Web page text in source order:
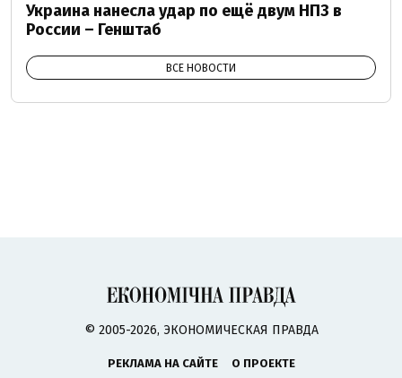
Украина нанесла удар по ещё двум НПЗ в
России – Генштаб
ВСЕ НОВОСТИ
© 2005-2026, ЭКОНОМИЧЕСКАЯ ПРАВДА
РЕКЛАМА НА САЙТЕ
О ПРОЕКТЕ